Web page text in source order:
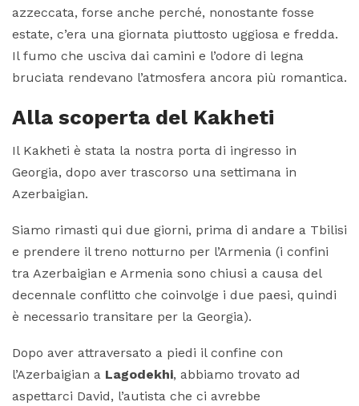
azzeccata, forse anche perché, nonostante fosse
estate, c’era una giornata piuttosto uggiosa e fredda.
Il fumo che usciva dai camini e l’odore di legna
bruciata rendevano l’atmosfera ancora più romantica.
Alla scoperta del Kakheti
Il Kakheti è stata la nostra porta di ingresso in
Georgia, dopo aver trascorso una settimana in
Azerbaigian.
Siamo rimasti qui due giorni, prima di andare a Tbilisi
e prendere il treno notturno per l’Armenia (i confini
tra Azerbaigian e Armenia sono chiusi a causa del
decennale conflitto che coinvolge i due paesi, quindi
è necessario transitare per la Georgia).
Dopo aver attraversato a piedi il confine con
l’Azerbaigian a Lagodekhi, abbiamo trovato ad
aspettarci David, l’autista che ci avrebbe